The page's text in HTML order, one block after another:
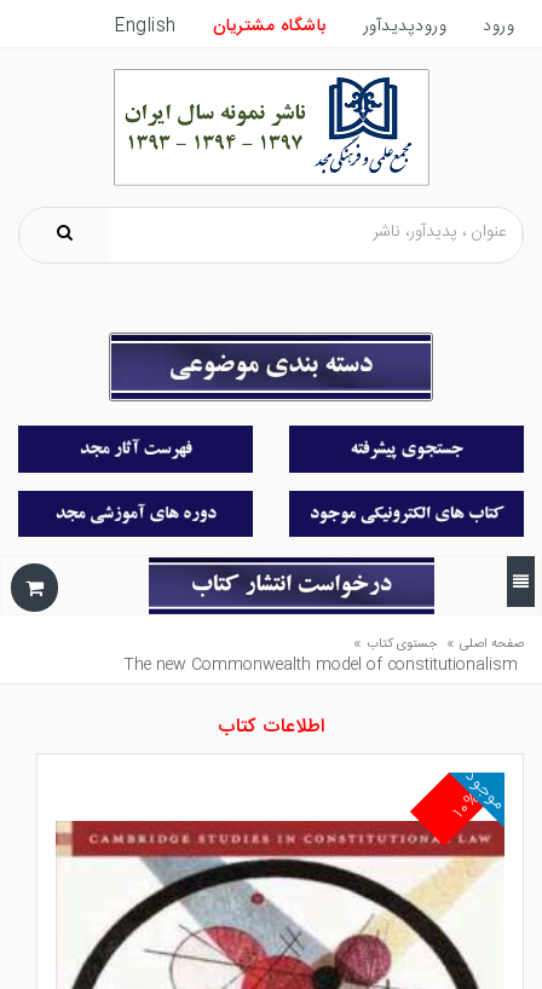
ورود ورودپدیدآور باشگاه مشتریان English
صفحه اصلی » جستوی کتاب »
The new Commonwealth model of constitutionalism
اطلاعات کتاب
۱۰%
موجود